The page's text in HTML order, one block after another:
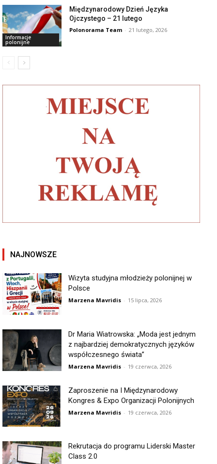
Informacje
polonijne
Międzynarodowy Dzień Języka
Ojczystego – 21 lutego
Polonorama Team - 21 lutego, 2026
NAJNOWSZE
Wizyta studyjna młodzieży polonijnej w
Polsce
Marzena Mavridis - 15 lipca, 2026
Dr Maria Wiatrowska: „Moda jest jednym
z najbardziej demokratycznych języków
współczesnego świata”
Marzena Mavridis - 19 czerwca, 2026
Zaproszenie na I Międzynarodowy
Kongres & Expo Organizacji Polonijnych
Marzena Mavridis - 19 czerwca, 2026
Rekrutacja do programu Liderski Master
Class 2.0